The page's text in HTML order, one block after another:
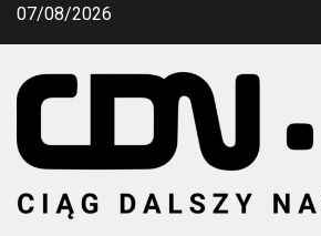
Przejdź
07/08/2026